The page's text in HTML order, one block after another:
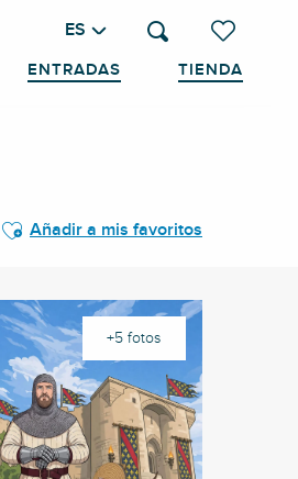
Voir les
Buscar
ES
ENTRADAS TIENDA
Ajouter aux favoris
Añadir a mis favoritos
+5 fotos